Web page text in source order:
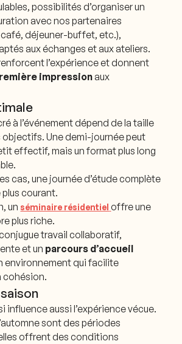
possibilités d’organiser un
avec nos partenaires
déjeuner-buffet, etc.),
aux échanges et aux ateliers.
l’expérience et donnent
impression aux
à l’événement dépend de la taille
objectifs. Une demi-journée peut
effectif, mais un format plus long
cas, une journée d’étude complète
courant.
unséminaire résidentiel offre une
plus riche.
travail collaboratif,
et un parcours d’accueil
environnement qui facilite
cohésion.
influence aussi l’expérience vécue.
sont des périodes
offrent des conditions